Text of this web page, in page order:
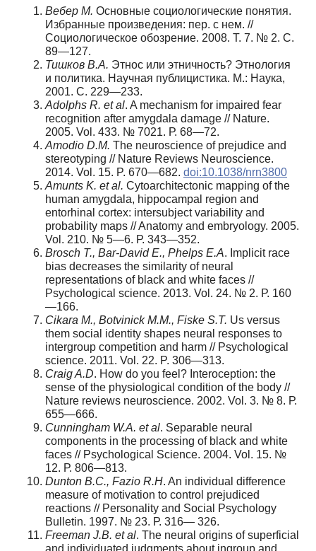
Вебер М. Основные социологические понятия.
Избранные произведения: пер. с нем. //
Социологическое обозрение. 2008. Т. 7. № 2. С.
89—127.
Тишков В.А. Этнос или этничность? Этнология
и политика. Научная публицистика. М.: Наука,
2001. С. 229—233.
Adolphs R. et al. A mechanism for impaired fear
recognition after amygdala damage // Nature.
2005. Vol. 433. № 7021. Р. 68—72.
Amodio D.M. The neuroscience of prejudice and
stereotyping // Nature Reviews Neuroscience.
2014. Vol. 15. P. 670—682. doi:10.1038/nrn3800
Amunts K. et al. Cytoarchitectonic mapping of the
human amygdala, hippocampal region and
entorhinal cortex: intersubject variability and
probability maps // Anatomy and embryology. 2005.
Vol. 210. № 5—6. Р. 343—352.
Brosch T., Bar-David E., Phelps E.A. Implicit race
bias decreases the similarity of neural
representations of black and white faces //
Psychological science. 2013. Vol. 24. № 2. Р. 160
—166.
Cikara M., Botvinick M.M., Fiske S.T. Us versus
them social identity shapes neural responses to
intergroup competition and harm // Psychological
science. 2011. Vol. 22. P. 306—313.
Craig A.D. How do you feel? Interoception: the
sense of the physiological condition of the body //
Nature reviews neuroscience. 2002. Vol. 3. № 8. Р.
655—666.
Cunningham W.A. et al. Separable neural
components in the processing of black and white
faces // Psychological Science. 2004. Vol. 15. №
12. Р. 806—813.
Dunton B.C., Fazio R.H. An individual difference
measure of motivation to control prejudiced
reactions // Personality and Social Psychology
Bulletin. 1997. № 23. Р. 316— 326.
Freeman J.B. et al. The neural origins of superficial
and individuated judgments about ingroup and